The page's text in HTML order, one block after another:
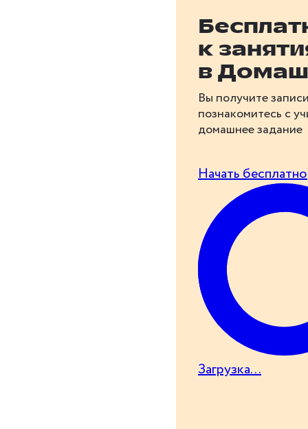
к
в
Вы получите
познакомитесь с
домашнее задание
Начать бесплатно
Загрузка...